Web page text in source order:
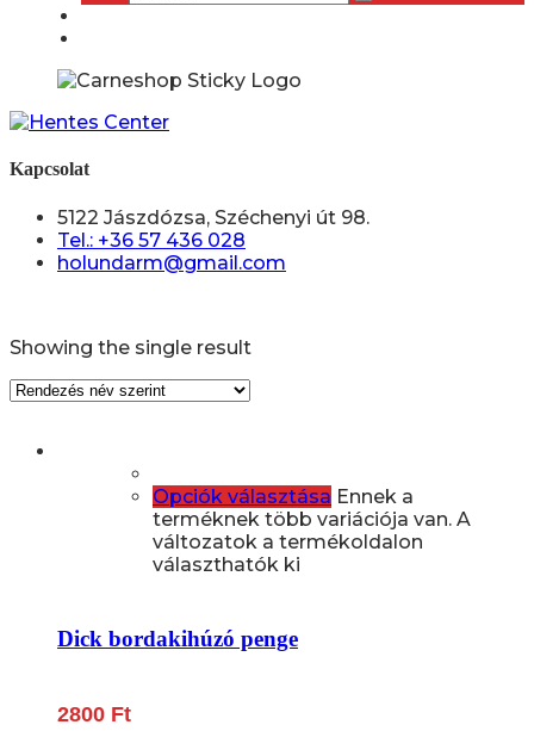
Kapcsolat
5122 Jászdózsa, Széchenyi út 98.
Tel.: +36 57 436 028
holundarm@gmail.com
Showing the single result
Opciók választása Ennek a
terméknek több variációja van. A
változatok a termékoldalon
választhatók ki
Dick bordakihúzó penge
2800 Ft